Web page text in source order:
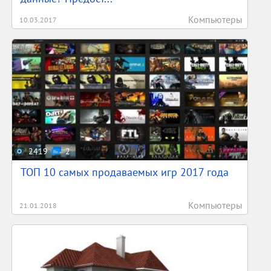
не знали
Сегодня всему миру известны автомобили марки
Порше, но при этом существует множество фактов,
связанных с деятельностью концерна, которые
знают немногие. Мы подготовили ряд интересных
фактов о бренде Porsche, которые вы наверняка не
знаете, и в то же время они смогут вас приятно
удивить.
Немного фактов из истории Порше
Для начала стоит отметить
конкретно с самой компанией, и ее
историей. В частности:
Мало кому известно, что в 1960
годах прошлого века концерн
Porsche занимался разработкой и
выпуском тракторов.
10.03.2017 Компьютеры
2419 2
ТОП 10 самых продаваемых игр 2017 года
21.01.2018 Компьютеры